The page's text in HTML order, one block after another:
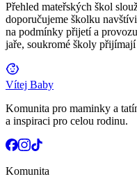
Přehled mateřských škol
doporučujeme školku
na podmínky přijetí a
jaře, soukromé školy přijímají
Vítej Baby
Komunita pro maminky a
a inspiraci pro celou rodinu.
Komunita